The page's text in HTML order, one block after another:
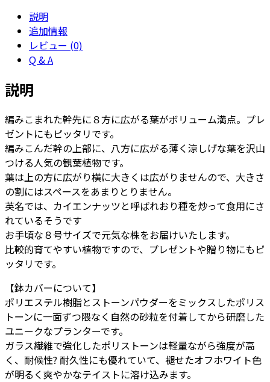
ポ
ト
M
10
-
カ
ラ
ー
個
説明
追加情報
レビュー (0)
Q & A
説明
編みこまれた幹先に８方に広がる葉がボリューム満点。プレ
ゼントにもピッタリです。
編みこんだ幹の上部に、八方に広がる薄く涼しげな葉を沢山
つける人気の観葉植物です。
葉は上の方に広がり横に大きくは広がりませんので、大きさ
の割にはスペースをあまりとりません。
英名では、カイエンナッツと呼ばれおり種を炒って食用にさ
れているそうです
お手頃な８号サイズで元気な株をお届けいたします。
比較的育てやすい植物ですので、プレゼントや贈り物にもピ
ッタリです。
【鉢カバーについて】
ポリエステル樹脂とストーンパウダーをミックスしたポリス
トーンに一面ずつ隈なく自然の砂粒を付着してから研磨した
ユニークなプランターです。
ガラス繊維で強化したポリストーンは軽量ながら強度が高
く、耐候性? 耐久性にも優れていて、褪せたオフホワイト色
が明るく爽やかなテイストに溶け込みます。